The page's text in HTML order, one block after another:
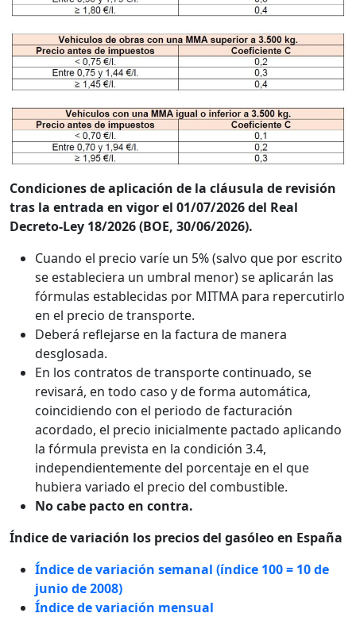
Condiciones de aplicación de la cláusula de revisión
tras la entrada en vigor el 01/07/2026 del Real
Decreto-Ley 18/2026 (BOE, 30/06/2026).
Cuando el precio varíe un 5% (salvo que por escrito
se estableciera un umbral menor) se aplicarán las
fórmulas establecidas por MITMA para repercutirlo
en el precio de transporte.
Deberá reflejarse en la factura de manera
desglosada.
En los contratos de transporte continuado, se
revisará, en todo caso y de forma automática,
coincidiendo con el periodo de facturación
acordado, el precio inicialmente pactado aplicando
la fórmula prevista en la condición 3.4,
independientemente del porcentaje en el que
hubiera variado el precio del combustible.
No cabe pacto en contra.
Índice de variación los precios del gasóleo en España
Índice de variación semanal (índice 100 = 10 de
junio de 2008)
Índice de variación mensual